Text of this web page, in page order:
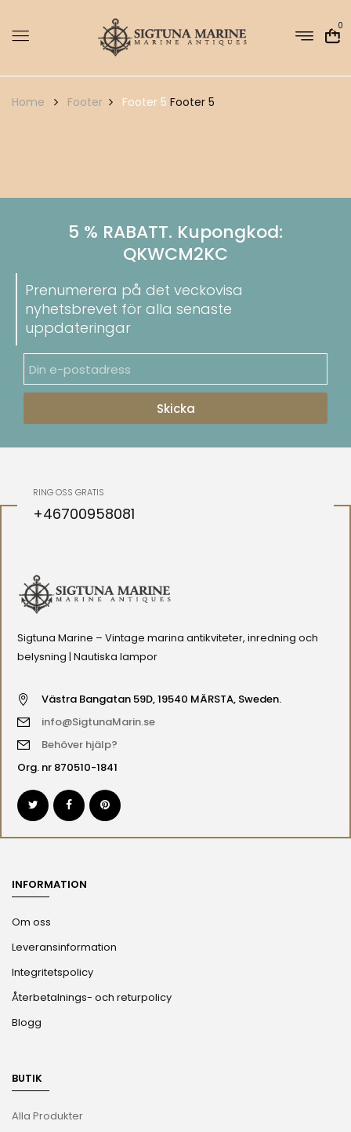
0
Home Footer Footer 5 Footer 5
5 % RABATT. Kupongkod:
QKWCM2KC
Prenumerera på det veckovisa
nyhetsbrevet för alla senaste
uppdateringar
Skicka
RING OSS GRATIS
+46700958081
Sigtuna Marine – Vintage marina antikviteter, inredning och
belysning | Nautiska lampor
Västra Bangatan 59D, 19540 MÄRSTA, Sweden.
info@SigtunaMarin.se
Behöver hjälp?
Org. nr 870510-1841
INFORMATION
Om oss
Leveransinformation
Integritetspolicy
Återbetalnings- och returpolicy
Blogg
BUTIK
Alla Produkter